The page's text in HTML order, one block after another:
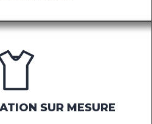
SUR MESURE